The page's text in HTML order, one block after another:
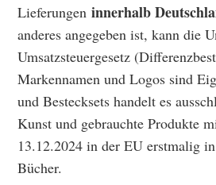
Lieferungen innerhalb
anderes angegeben ist, kann die
Umsatzsteuergesetz
Markennamen und Logos sind
und Bestecksets handelt es
Kunst und gebrauchte Produkte
13.12.2024 in der EU erstmalig
Bücher.